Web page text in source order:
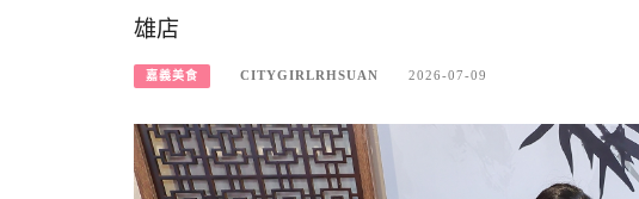
雄店
嘉義美食 CITYGIRLRHSUAN 2026-07-09